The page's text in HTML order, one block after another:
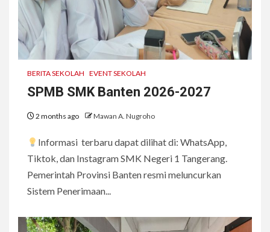
BERITA SEKOLAH EVENT SEKOLAH
SPMB SMK Banten 2026-2027
2 months ago Mawan A. Nugroho
Informasi terbaru dapat dilihat di: WhatsApp,
Tiktok, dan Instagram SMK Negeri 1 Tangerang.
Pemerintah Provinsi Banten resmi meluncurkan
Sistem Penerimaan...